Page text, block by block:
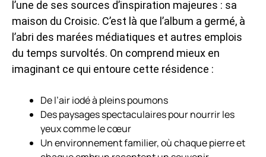
l’une de ses sources d’inspiration majeures : sa
maison du Croisic. C’est là que l’album a germé, à
l’abri des marées médiatiques et autres emplois
du temps survoltés. On comprend mieux en
imaginant ce qui entoure cette résidence :
De l’air iodé à pleins poumons
Des paysages spectaculaires pour nourrir les
yeux comme le cœur
Un environnement familier, où chaque pierre et